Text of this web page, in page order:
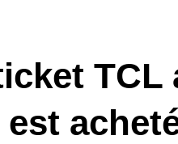
Les normes sont
35 jours par an à plus de
TCL